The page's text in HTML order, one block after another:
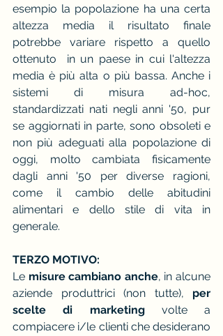
esempio la popolazione ha una certa
altezza media il risultato finale
potrebbe variare rispetto a quello
ottenuto  in un paese in cui l'altezza
media è più alta o più bassa. Anche i
sistemi di misura ad-hoc,
standardizzati nati negli anni '50, pur
se aggiornati in parte, sono obsoleti e
non più adeguati alla popolazione di
oggi, molto cambiata fisicamente
dagli anni '50 per diverse ragioni,
come il cambio delle abitudini
alimentari e dello stile di vita in
generale.
TERZO MOTIVO:
Le misure cambiano anche, in alcune
aziende produttrici (non tutte), per
scelte di marketing volte a
compiacere i/le clienti che desiderano